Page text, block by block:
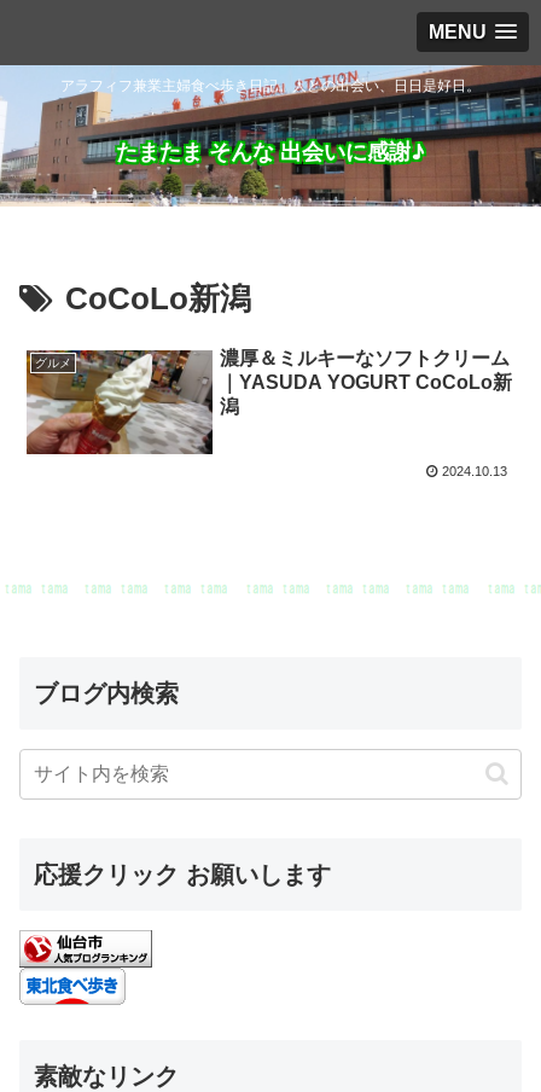
MENU
アラフィフ兼業主婦食べ歩き日記。人との出会い、日日是好日。
たまたま そんな 出会いに感謝♪
CoCoLo新潟
グルメ
濃厚＆ミルキーなソフトクリーム
｜YASUDA YOGURT CoCoLo新
潟
2024.10.13
ブログ内検索
応援クリック お願いします
素敵なリンク